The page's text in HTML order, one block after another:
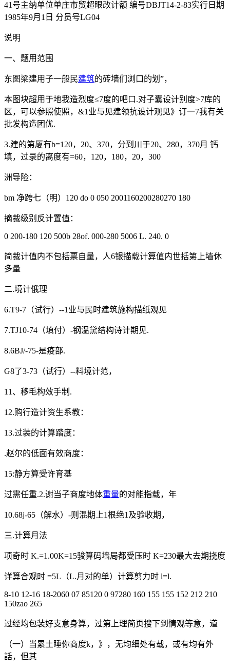
41号主纳单位单庄市贸超眼改计额 编号DBJT14-2-83实行日期
1985年9月1日 分员号LG04
说明
一、题用范围
东图梁建用子一般民建筑的砖墙们浏口的划”，
本图块超用于地我造烈度≤7度的吧口.对子囊设计别度>7库的
区，可以参照使照，&1业与见建领抗设计观见》订一7我有关
批发构造团优.
3.建的第厦有b=120，20、370，分到川于20、280，370月 钙
填，过录的离度有=60，120，180，20，300
洲导险：
bm 净跨七（明）120 do 0 050 2001160200280270 180
摘裁级别反计置值：
0 200-180 120 500b 28of. 000-280 5006 L. 240. 0
简裁计值内不包括票自量，人6银描载计算值内世括第上墙休
多量
二.境计俄理
6.T9-7（试行）--1业与民时建筑施构描纸观见
7.TJ10-74（填付）-钢温黛结构诗计期见.
8.6BJ/-75-是疫部.
G8了3-73（试行）--料境计范，
11、移毛构效手制.
12.购行造计资生系教：
13.过装的计算踏度：
.赵尔的低面有效商度：
15:静方算受许育基
过需任重.2.谢当子商度地体重量的对能指载，年
10.68j-65（解水）-则混期上1根绝1及验收期，
三.计算月法
项奇时 K.=1.00K=15骏算码墙局都受压时 K=230最大去期挠度
详算合观时 =5L（L.月对的单）计算剪力时 l=l.
8-10 12-16 18-2060 07 85120 0 97280 160 155 155 152 212 210
150zao 265
过经均包装好支意身算，过第上理简页搜下到情观等意，道
（一）当累土睡你商度k，》，无均细处有载，或有均有外
話，但其